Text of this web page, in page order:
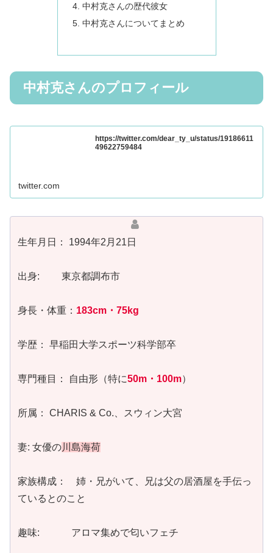
中村克さんの歴代彼女
中村克さんについてまとめ
中村克さんのプロフィール
https://twitter.com/dear_ty_u/status/19186611
49622759484
twitter.com
生年月日： 1994年2月21日
出身: 東京都調布市
身長・体重： 183cm・75kg
学歴： 早稲田大学スポーツ科学部卒
専門種目： 自由形（特に50m・100m）
所属： CHARIS & Co.、スウィン大宮
妻: 女優の川島海荷
家族構成： 姉・兄がいて、兄は父の居酒屋を手伝っ
ているとのこと
趣味: アロマ集めで匂いフェチ